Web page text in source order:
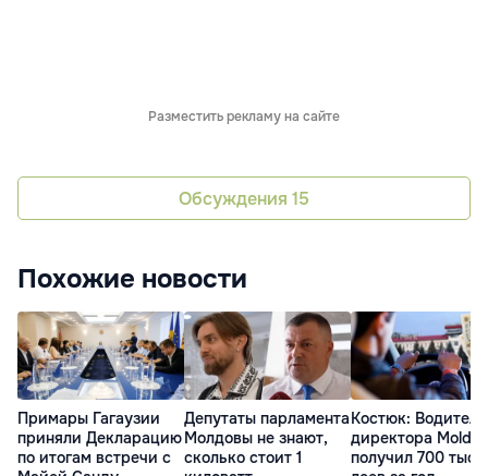
Разместить рекламу на сайте
Обсуждения 15
Похожие новости
Примары Гагаузии
приняли Декларацию
по итогам встречи с
Депутаты парламента
Молдовы не знают,
сколько стоит 1
Костюк: Водитель
директора
получил 700